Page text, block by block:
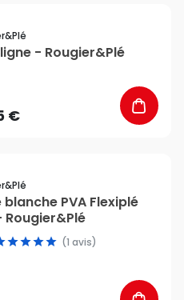
- Rougier&Plé
€
blanche PVA Flexiplé
Rougier&Plé
(1 avis)